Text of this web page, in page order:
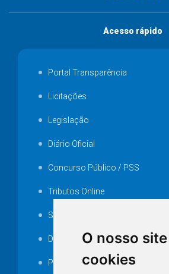
O nosso
cookies
Acesso rápido
Portal Transparência
Licitações
Legislação
Diário Oficial
Concurso Público / PSS
Tributos Online
Serviços ISS-E
Decretos
Portarias